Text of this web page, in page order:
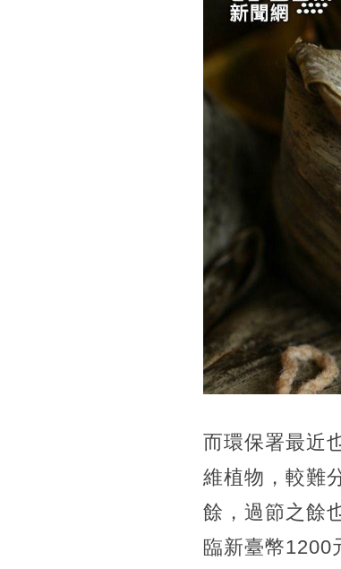
而環保署最近
維植物，較難
餘，過節之餘
臨新臺幣1200